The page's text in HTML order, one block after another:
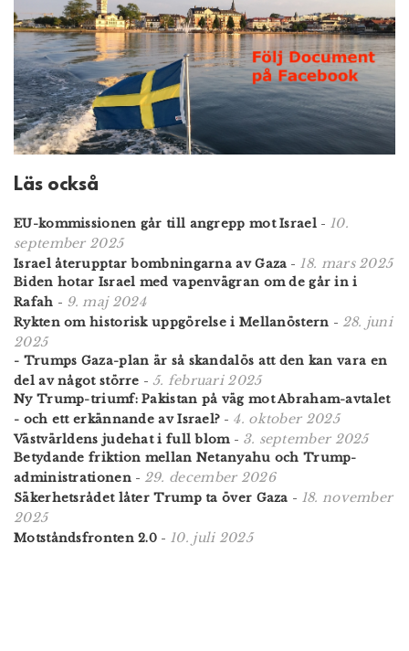
Läs också
EU-kommissionen går till angrepp mot Israel- 10.
september 2025
Israel återupptar bombningarna av Gaza - 18. mars 2025
Biden hotar Israel med vapenvägran om de går in i
Rafah - 9. maj 2024
Rykten om historisk uppgörelse i Mellanöstern - 28. juni
2025
- Trumps Gaza-plan är så skandalös att den kan vara en
del av något större - 5. februari 2025
Ny Trump-triumf: Pakistan på väg mot Abraham-avtalet
- och ett erkännande av Israel? - 4. oktober 2025
Västvärldens judehat i full blom- 3. september 2025
Betydande friktion mellan Netanyahu och Trump-
administrationen- 29. december 2026
Säkerhetsrådet låter Trump ta över Gaza - 18. november
2025
Motståndsfronten 2.0 - 10. juli 2025